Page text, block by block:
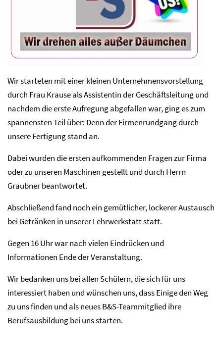
Wir starteten mit einer kleinen Unternehmensvorstellung
durch Frau Krause als Assistentin der Geschäftsleitung und
nachdem die erste Aufregung abgefallen war, ging es zum
spannensten Teil über: Denn der Firmenrundgang durch
unsere Fertigung stand an.
Dabei wurden die ersten aufkommenden Fragen zur Firma
oder zu unseren Maschinen gestellt und durch Herrn
Graubner beantwortet.
Abschließend fand noch ein gemütlicher, lockerer Austausch
bei Getränken in unserer Lehrwerkstatt statt.
Gegen 16 Uhr war nach vielen Eindrücken und
Informationen Ende der Veranstaltung.
Wir bedanken uns bei allen Schülern, die sich für uns
interessiert haben und wünschen uns, dass Einige den Weg
zu uns finden und als neues B&S-Teammitglied ihre
Berufsausbildung bei uns starten.